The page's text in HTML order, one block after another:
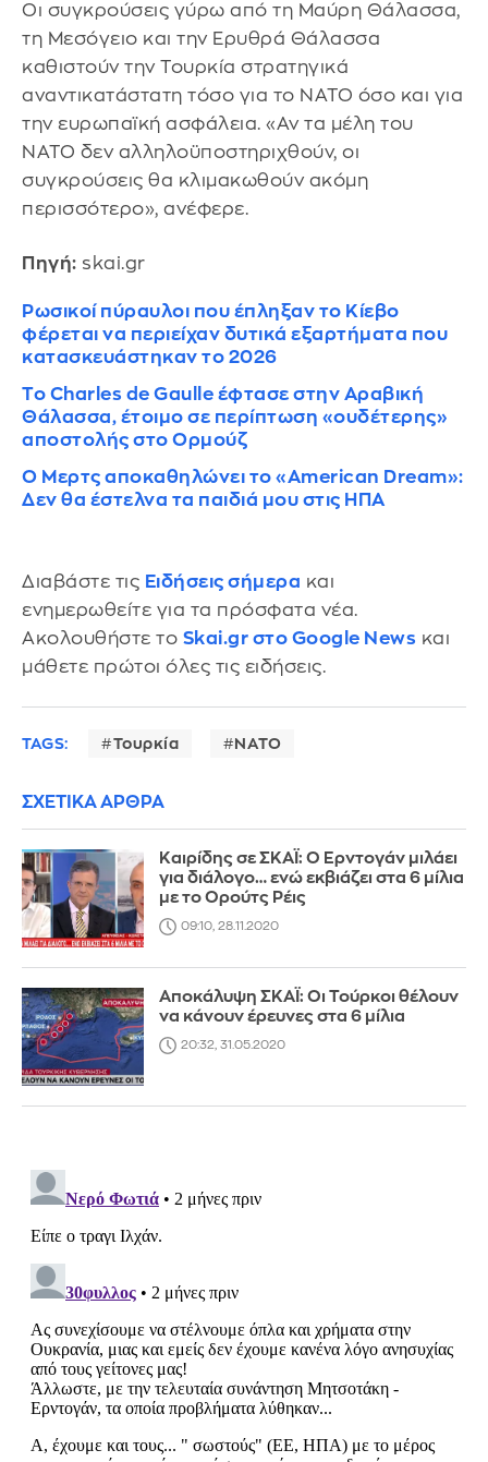
Οι συγκρούσεις γύρω από τη Μαύρη Θάλασσα,
τη Μεσόγειο και την Ερυθρά Θάλασσα
καθιστούν την Τουρκία στρατηγικά
αναντικατάστατη τόσο για το NATO όσο και για
την ευρωπαϊκή ασφάλεια. «Αν τα μέλη του
NATO δεν αλληλοϋποστηριχθούν, οι
συγκρούσεις θα κλιμακωθούν ακόμη
περισσότερο», ανέφερε.
Πηγή: skai.gr
Ρωσικοί πύραυλοι που έπληξαν το Κίεβο
φέρεται να περιείχαν δυτικά εξαρτήματα που
κατασκευάστηκαν το 2026
Το Charles de Gaulle έφτασε στην Αραβική
Θάλασσα, έτοιμο σε περίπτωση «ουδέτερης»
αποστολής στο Ορμούζ
O Μερτς αποκαθηλώνει το «American Dream»:
Δεν θα έστελνα τα παιδιά μου στις ΗΠΑ
Διαβάστε τις Ειδήσεις σήμερα και
ενημερωθείτε για τα πρόσφατα νέα.
Ακολουθήστε το Skai.gr στο Google News και
μάθετε πρώτοι όλες τις ειδήσεις.
TAGS: Τουρκία ΝΑΤΟ
ΣΧΕΤΙΚΑ ΑΡΘΡΑ
Καιρίδης σε ΣΚΑΪ: Ο Ερντογάν μιλάει
για διάλογο… ενώ εκβιάζει στα 6 μίλια
με το Ορούτς Ρέις
09:10, 28.11.2020
Αποκάλυψη ΣΚΑΪ: Οι Τούρκοι θέλουν
να κάνουν έρευνες στα 6 μίλια
20:32, 31.05.2020